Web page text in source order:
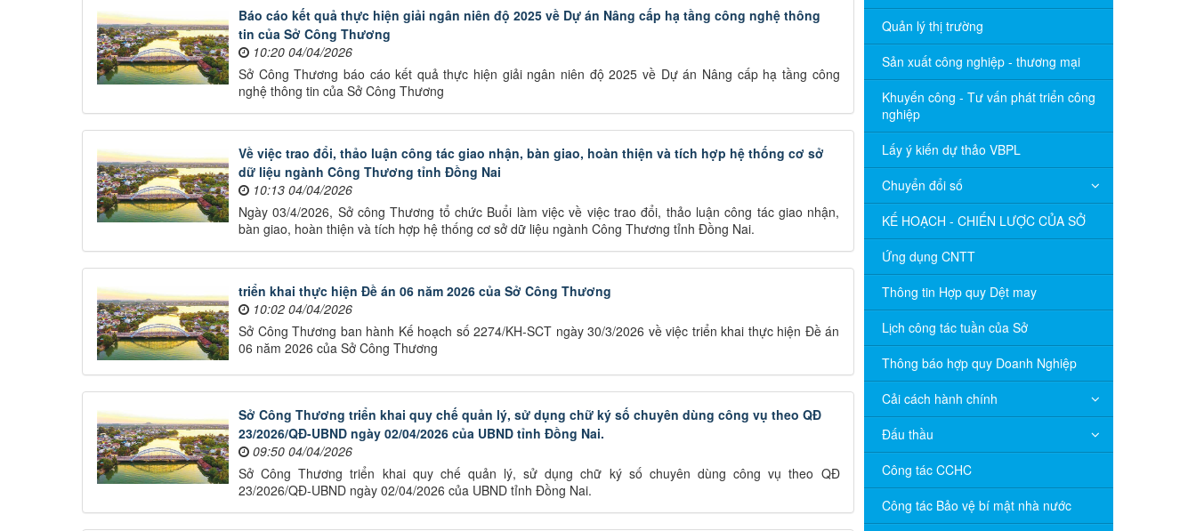
Báo cáo kết quả thực hiện giải ngân niên độ 2025 về Dự án Nâng cấp hạ tầng công nghệ thông
tin của Sở Công Thương
10:20 04/04/2026
Sở Công Thương báo cáo kết quả thực hiện giải ngân niên độ 2025 về Dự án Nâng cấp hạ tầng công
nghệ thông tin của Sở Công Thương
Về việc trao đổi, thảo luận công tác giao nhận, bàn giao, hoàn thiện và tích hợp hệ thống cơ sở
dữ liệu ngành Công Thương tỉnh Đồng Nai
10:13 04/04/2026
Ngày 03/4/2026, Sở công Thương tổ chức Buổi làm việc về việc trao đổi, thảo luận công tác giao nhận,
bàn giao, hoàn thiện và tích hợp hệ thống cơ sở dữ liệu ngành Công Thương tỉnh Đồng Nai.
triển khai thực hiện Đề án 06 năm 2026 của Sở Công Thương
10:02 04/04/2026
Sở Công Thương ban hành Kế hoạch số 2274/KH-SCT ngày 30/3/2026 về việc triển khai thực hiện Đề án
06 năm 2026 của Sở Công Thương
Sở Công Thương triển khai quy chế quản lý, sử dụng chữ ký số chuyên dùng công vụ theo QĐ
23/2026/QĐ-UBND ngày 02/04/2026 của UBND tỉnh Đồng Nai.
09:50 04/04/2026
Sở Công Thương triển khai quy chế quản lý, sử dụng chữ ký số chuyên dùng công vụ theo QĐ
23/2026/QĐ-UBND ngày 02/04/2026 của UBND tỉnh Đồng Nai.
Quản lý thị trường
Sản xuất công nghiệp - thương mại
Khuyến công - Tư vấn phát triển công
nghiệp
Lấy ý kiến dự thảo VBPL
Chuyển đổi số
KẾ HOẠCH - CHIẾN LƯỢC CỦA SỞ
Ứng dụng CNTT
Thông tin Hợp quy Dệt may
Lịch công tác tuần của Sở
Thông báo hợp quy Doanh Nghiệp
Cải cách hành chính
Đấu thầu
Công tác CCHC
Công tác Bảo vệ bí mật nhà nước